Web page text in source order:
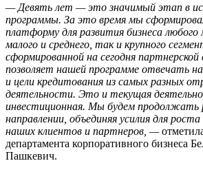
— Девять лет — это значимый этап в
программы. За это время мы
платформу для развития бизнеса
малого и среднего, так и крупного
сформированной на сегодня
позволяет нашей программе отвечать
и цели кредитования из самых разных
деятельности. Это и текущая
инвестиционная. Мы будем продолжать
направлении, объединяя усилия для
наших клиентов и партнеров, —
департамента корпоративного бизнеса
Пашкевич.